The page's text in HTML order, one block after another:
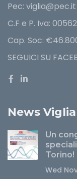
Pec:
C.F e P. Iva:
Cap. Soc:
SEGUICI SU
News Viglia
Un
Torino!
Wed